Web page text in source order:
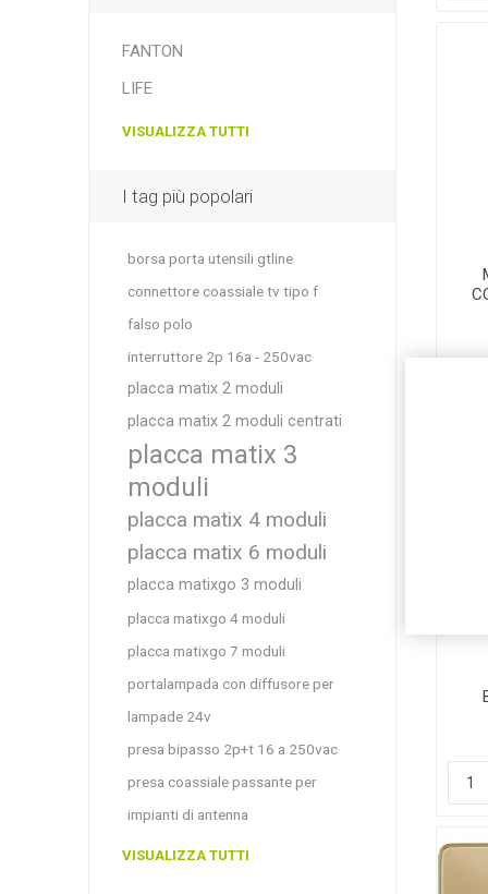
FANTON
LIFE
VISUALIZZA TUTTI
I tag più popolari
borsa porta utensili gtline
connettore coassiale tv tipo f
falso polo
interruttore 2p 16a - 250vac
placca matix 2 moduli
placca matix 2 moduli centrati
placca matix 3
moduli
placca matix 4 moduli
placca matix 6 moduli
placca matixgo 3 moduli
placca matixgo 4 moduli
placca matixgo 7 moduli
portalampada con diffusore per
lampade 24v
presa bipasso 2p+t 16 a 250vac
presa coassiale passante per
impianti di antenna
VISUALIZZA TUTTI